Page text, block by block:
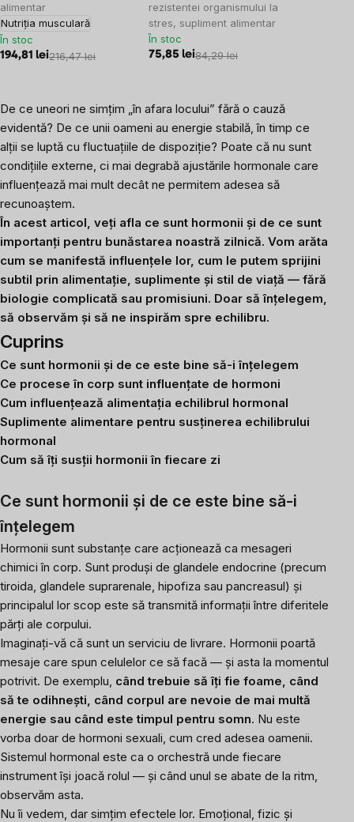
alimentar
Nutriția musculară
În stoc
194,81 lei216,47 lei
rezistentei organismului la
stres, supliment alimentar
În stoc
75,85 lei84,29 lei
De ce uneori ne simțim „în afara locului” fără o cauză
evidentă? De ce unii oameni au energie stabilă, în timp ce
alții se luptă cu fluctuațiile de dispoziție? Poate că nu sunt
condițiile externe, ci mai degrabă ajustările hormonale care
influențează mai mult decât ne permitem adesea să
recunoaștem.
În acest articol, veți afla ce sunt hormonii și de ce sunt
importanți pentru bunăstarea noastră zilnică. Vom arăta
cum se manifestă influențele lor, cum le putem sprijini
subtil prin alimentație, suplimente și stil de viață — fără
biologie complicată sau promisiuni. Doar să înțelegem,
să observăm și să ne inspirăm spre echilibru.
Cuprins
Ce sunt hormonii și de ce este bine să-i înțelegem
Ce procese în corp sunt influențate de hormoni
Cum influențează alimentația echilibrul hormonal
Suplimente alimentare pentru susținerea echilibrului
hormonal
Cum să îți susții hormonii în fiecare zi
Ce sunt hormonii și de ce este bine să-i
înțelegem
Hormonii sunt substanțe care acționează ca mesageri
chimici în corp. Sunt produși de glandele endocrine (precum
tiroida, glandele suprarenale, hipofiza sau pancreasul) și
principalul lor scop este să transmită informații între diferitele
părți ale corpului.
Imaginați-vă că sunt un serviciu de livrare. Hormonii poartă
mesaje care spun celulelor ce să facă — și asta la momentul
potrivit. De exemplu, când trebuie să îți fie foame, când
să te odihnești, când corpul are nevoie de mai multă
energie sau când este timpul pentru somn. Nu este
vorba doar de hormoni sexuali, cum cred adesea oamenii.
Sistemul hormonal este ca o orchestră unde fiecare
instrument își joacă rolul — și când unul se abate de la ritm,
observăm asta.
Nu îi vedem, dar simțim efectele lor. Emoțional, fizic și